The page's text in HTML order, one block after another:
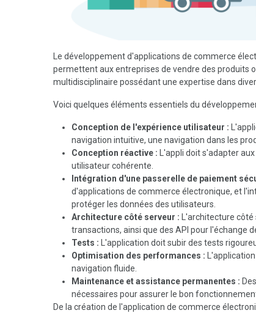
Le développement d'applications de commerce
permettent aux entreprises de vendre des produits
multidisciplinaire possédant une expertise dans
Voici quelques éléments essentiels du
Conception de l'expérience utilisateur :
navigation intuitive, une navigation dans les
Conception réactive : L'appli doit s'adapter
utilisateur cohérente.
Intégration d'une passerelle de paiement
d'applications de commerce électronique, et
protéger les données des utilisateurs.
Architecture côté serveur : L'architecture côté
transactions, ainsi que des API pour l'échange
Tests : L'application doit subir des tests
Optimisation des performances :
navigation fluide.
Maintenance et assistance permanentes :
nécessaires pour assurer le bon
De la création de l'application de commerce